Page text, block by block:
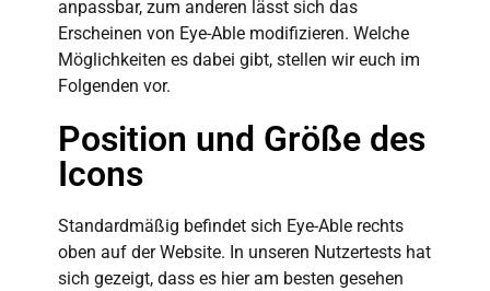
anpassbar, zum anderen lässt sich das
Erscheinen von Eye-Able modifizieren. Welche
Möglichkeiten es dabei gibt, stellen wir euch im
Folgenden vor.
Position und Größe des
Icons
Standardmäßig befindet sich Eye-Able rechts
oben auf der Website. In unseren Nutzertests hat
sich gezeigt, dass es hier am besten gesehen